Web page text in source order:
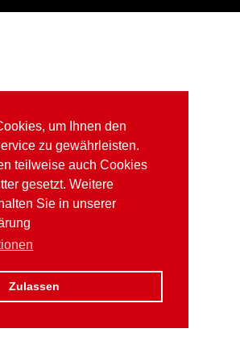
um Ihnen den
zu gewährleisten.
teilweise auch Cookies
gesetzt. Weitere
Sie in unserer
Zulassen